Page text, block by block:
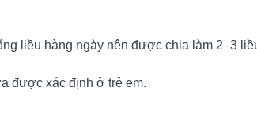
liều hàng ngày nên được chia làm 2–3
được xác định ở trẻ em.